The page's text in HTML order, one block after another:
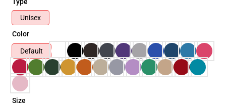
Unisex
Color
Default
Size